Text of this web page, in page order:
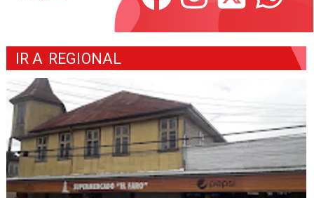
IR A REGIONAL